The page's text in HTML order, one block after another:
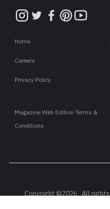
Home
Careers
Privacy Policy
Magazine Web Edition Terms &
Conditions
Copyright ©2026 . All